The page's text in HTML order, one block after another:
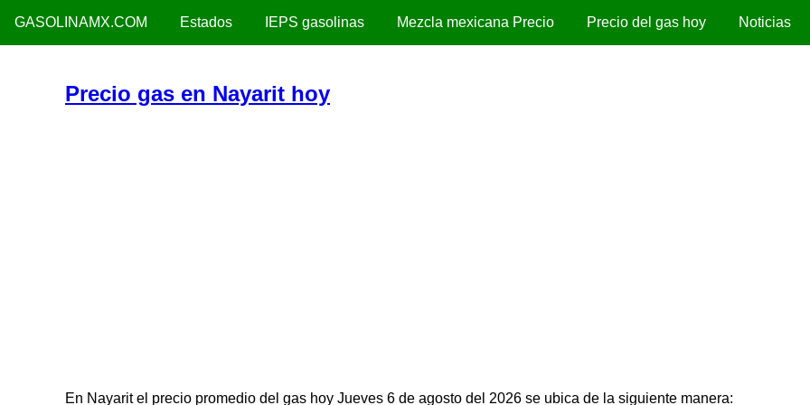
GASOLINAMX.COM Estados IEPS gasolinas Mezcla mexicana Precio Precio del gas hoy Noticias
Precio gas en Nayarit hoy
En Nayarit el precio promedio del gas hoy Jueves 6 de agosto del 2026 se ubica de la siguiente manera: